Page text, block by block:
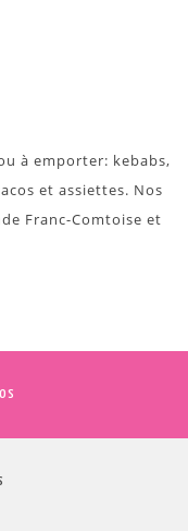
à emporter: kebabs,
et assiettes. Nos
Franc-Comtoise et